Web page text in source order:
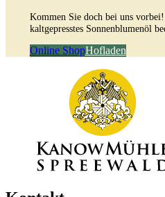
Kommen Sie doch bei uns
kaltgepresstes Sonnenblumenöl
Online ShopHofladen